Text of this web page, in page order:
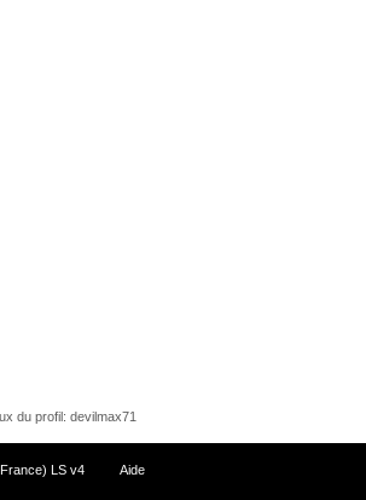
du profil: devilmax71
LS v4 Aide